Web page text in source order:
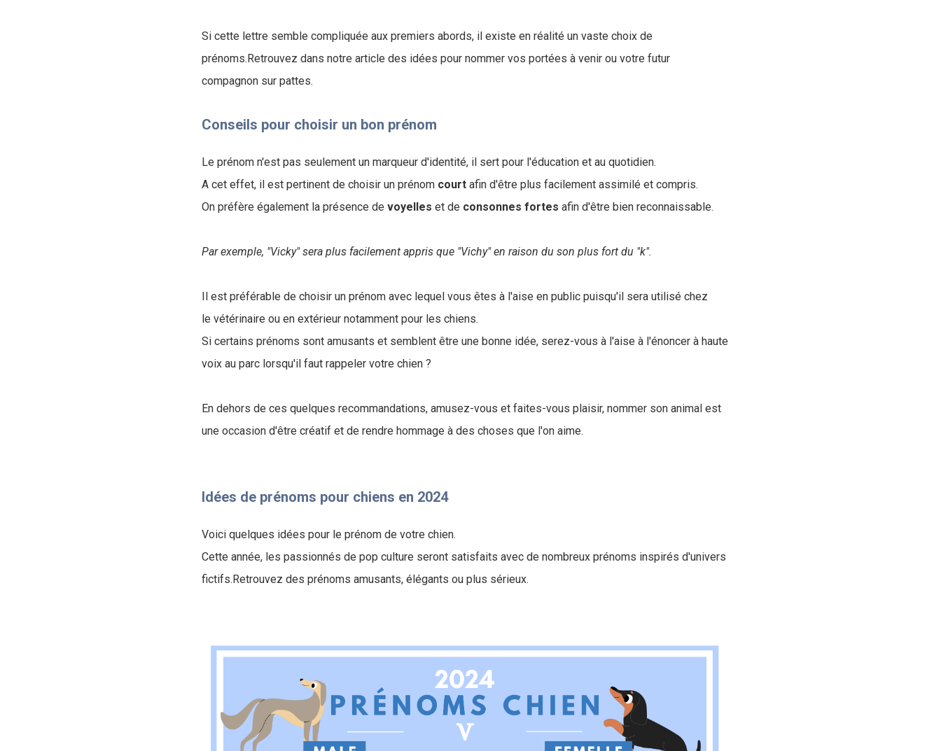
Si cette lettre semble compliquée aux premiers abords, il existe en réalité un vaste choix de
prénoms.Retrouvez dans notre article des idées pour nommer vos portées à venir ou votre futur
compagnon sur pattes.
Conseils pour choisir un bon prénom
Le prénom n'est pas seulement un marqueur d'identité, il sert pour l'éducation et au quotidien.
A cet effet, il est pertinent de choisir un prénom court afin d'être plus facilement assimilé et compris.
On préfère également la présence de voyelles et de consonnes fortes afin d'être bien reconnaissable.
Par exemple, "Vicky" sera plus facilement appris que "Vichy" en raison du son plus fort du "k".
Il est préférable de choisir un prénom avec lequel vous êtes à l'aise en public puisqu'il sera utilisé chez
le vétérinaire ou en extérieur notamment pour les chiens.
Si certains prénoms sont amusants et semblent être une bonne idée, serez-vous à l'aise à l'énoncer à haute
voix au parc lorsqu'il faut rappeler votre chien ?
En dehors de ces quelques recommandations, amusez-vous et faites-vous plaisir, nommer son animal est
une occasion d'être créatif et de rendre hommage à des choses que l'on aime.
Idées de prénoms pour chiens en 2024
Voici quelques idées pour le prénom de votre chien.
Cette année, les passionnés de pop culture seront satisfaits avec de nombreux prénoms inspirés d'univers
fictifs.Retrouvez des prénoms amusants, élégants ou plus sérieux.